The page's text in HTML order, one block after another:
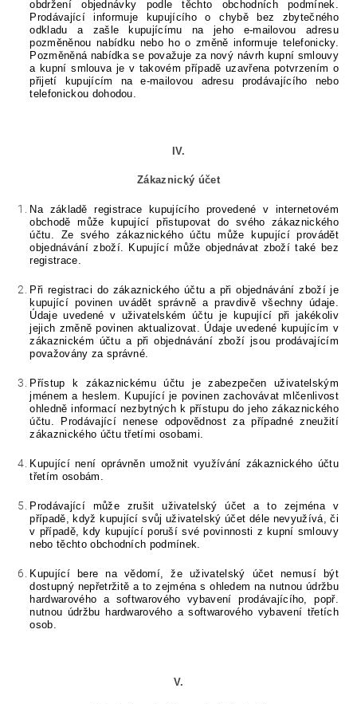
obdržení objednávky podle těchto obchodních podmínek.
Prodávající informuje kupujícího o chybě bez zbytečného
odkladu a zašle kupujícímu na jeho e-mailovou adresu
pozměněnou nabídku nebo ho o změně informuje telefonicky.
Pozměněná nabídka se považuje za nový návrh kupní smlouvy
a kupní smlouva je v takovém případě uzavřena potvrzením o
přijetí kupujícím na e-mailovou adresu prodávajícího nebo
telefonickou dohodou.
IV.
Zákaznický účet
Na základě registrace kupujícího provedené v internetovém
obchodě může kupující přistupovat do svého zákaznického
účtu. Ze svého zákaznického účtu může kupující provádět
objednávání zboží. Kupující může objednávat zboží také bez
registrace.
Při registraci do zákaznického účtu a při objednávání zboží je
kupující povinen uvádět správně a pravdivě všechny údaje.
Údaje uvedené v uživatelském účtu je kupující při jakékoliv
jejich změně povinen aktualizovat. Údaje uvedené kupujícím v
zákaznickém účtu a při objednávání zboží jsou prodávajícím
považovány za správné.
Přístup k zákaznickému účtu je zabezpečen uživatelským
jménem a heslem. Kupující je povinen zachovávat mlčenlivost
ohledně informací nezbytných k přístupu do jeho zákaznického
účtu. Prodávající nenese odpovědnost za případné zneužití
zákaznického účtu třetími osobami.
Kupující není oprávněn umožnit využívání zákaznického účtu
třetím osobám.
Prodávající může zrušit uživatelský účet a to zejména v
případě, když kupující svůj uživatelský účet déle nevyužívá, či
v případě, kdy kupující poruší své povinnosti z kupní smlouvy
nebo těchto obchodních podmínek.
Kupující bere na vědomí, že uživatelský účet nemusí být
dostupný nepřetržitě a to zejména s ohledem na nutnou údržbu
hardwarového a softwarového vybavení prodávajícího, popř.
nutnou údržbu hardwarového a softwarového vybavení třetích
osob.
V.